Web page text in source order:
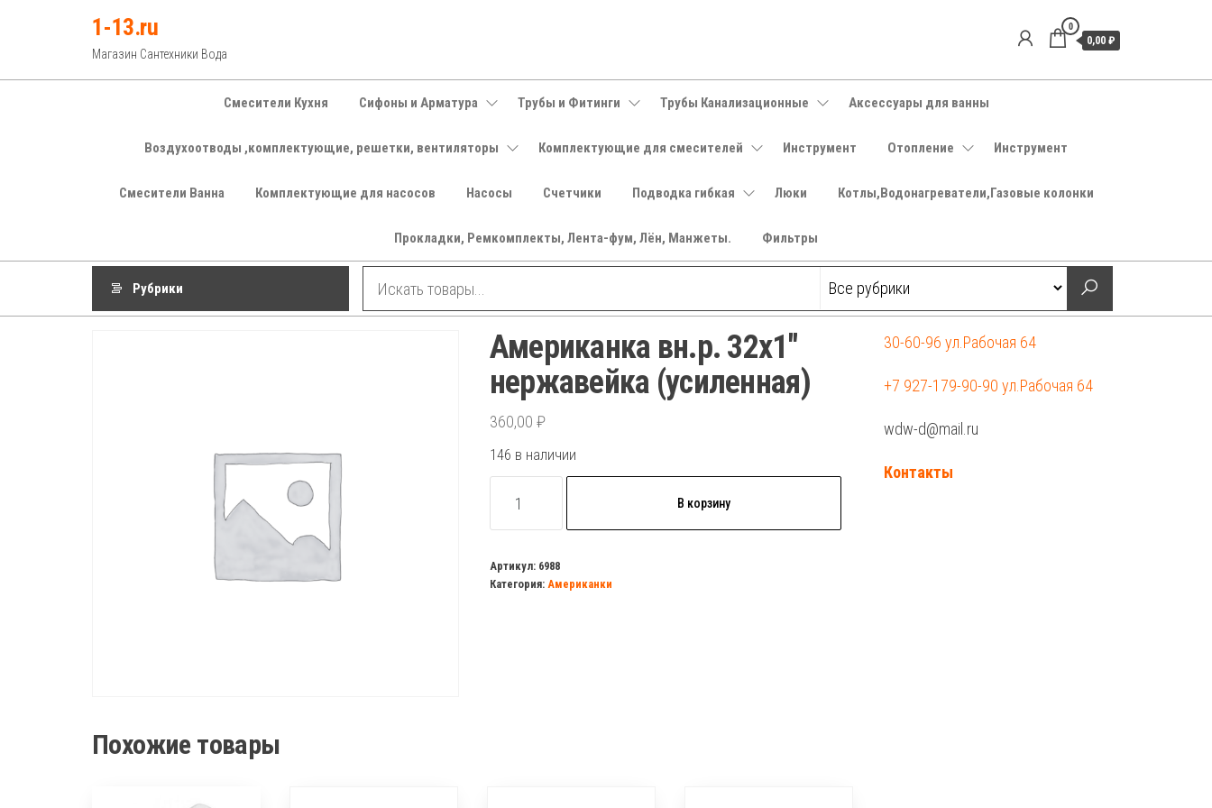
1-13.ru
Магазин Сантехники Вода
0
0,00 ₽
Смесители Кухня Сифоны и Арматура Трубы и Фитинги Трубы Канализационные Аксессуары для ванны
Воздухоотводы ,комплектующие, решетки, вентиляторы Комплектующие для смесителей Инструмент Отопление Инструмент
Смесители Ванна Комплектующие для насосов Насосы Счетчики Подводка гибкая Люки Котлы,Водонагреватели,Газовые колонки
Прокладки, Ремкомплекты, Лента-фум, Лён, Манжеты. Фильтры
Рубрики
Американка вн.р. 32х1″
нержавейка (усиленная)
360,00 ₽
146 в наличии
товара
вн.р.
32х1"
В корзину
Артикул: 6988
Категория: Американки
Похожие товары
30-60-96 ул.Рабочая 64
+7 927-179-90-90 ул.Рабочая 64
wdw-d@mail.ru
Контакты